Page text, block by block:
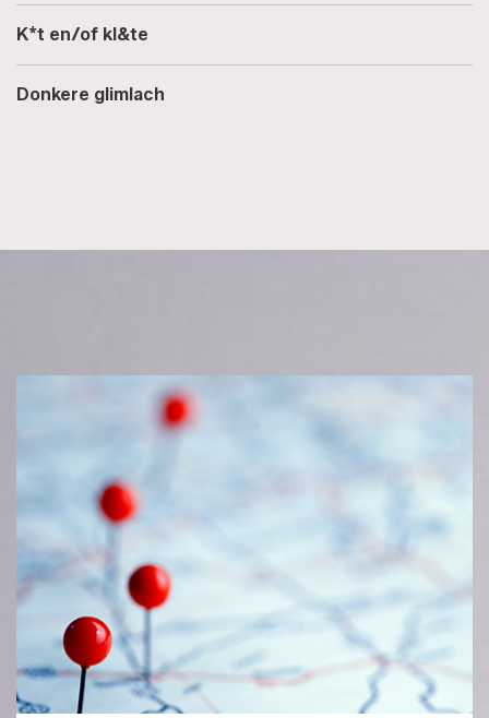
K*t en/of kl&te
Donkere glimlach